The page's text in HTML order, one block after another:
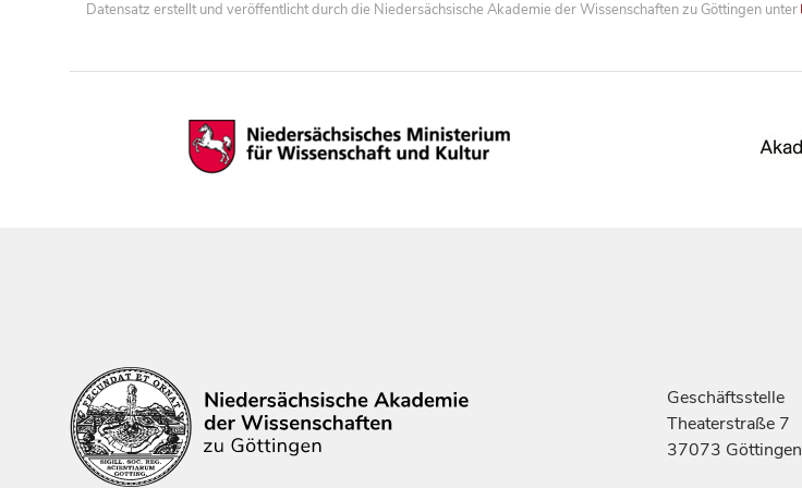
Datensatz erstellt und veröffentlicht durch die Niedersächsische Akademie der Wissenschaften zu Göttingen unter
Geschäftsstelle
Theaterstraße 7
37073 Göttingen